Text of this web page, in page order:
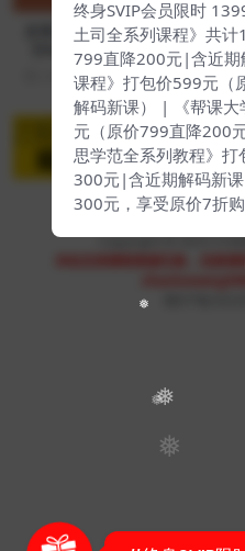
❅
❅
❅
❅
卉哥·朋友圈灵魂收钱文案课
【Da-0029】
2 年前 19 29
Copyright © 202351找
本站支持课程资源互换，优质
终身SVIP会员限时
土司全系列课程》共
799直降200元|含近
课程》打包价599元
解码新课） | 《帮课
元（原价799直降200
思学范全系列教程》
300元|含近期解码新
300元，享受原价7折